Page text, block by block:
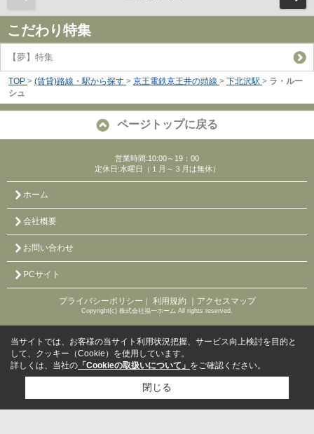
こだわり特集
【夢】特集
TOP > (賃貸)路線・駅から探す > 京王電鉄京王井の頭線 > 下北沢駅 > ラ・ルー
シュ
ページトップに戻る
営業時間:10:00～19：00
定休日:水曜日（１月～３月は無休）
ホーム
会社概要
お問い合わせ
PCサイト
プライバシーポリシー ｜ 利用規約 ｜アクセスマップ
Copyright(c) 株式会社福一ホーム All rights reserved.
当サイトでは、お客様の当サイト利用状況把握、サービス向上検討を目的と
して、クッキー（Cookie）を使用しています。
詳しくは、当社の 「Cookieの取扱いについて」 をご確認ください。
閉じる